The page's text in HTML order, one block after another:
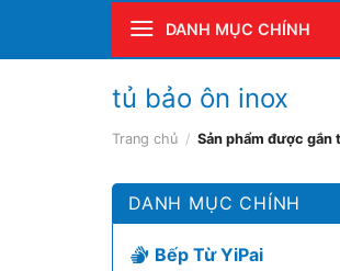
DANH MỤC CHÍNH
tủ bảo ôn inox
Trang chủ / Sản phẩm được gắn
DANH MỤC CHÍNH
Bếp Từ YiPai